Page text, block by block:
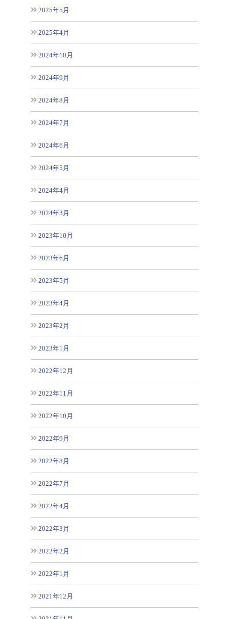
2025年5月
2025年4月
2024年10月
2024年9月
2024年8月
2024年7月
2024年6月
2024年5月
2024年4月
2024年3月
2023年10月
2023年6月
2023年5月
2023年4月
2023年2月
2023年1月
2022年12月
2022年11月
2022年10月
2022年9月
2022年8月
2022年7月
2022年4月
2022年3月
2022年2月
2022年1月
2021年12月